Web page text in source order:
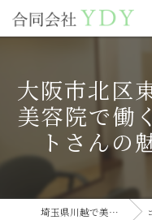
大阪市北区
美容院で働
トさんの
埼玉県川越で美容室の求人なら合同会社YDY